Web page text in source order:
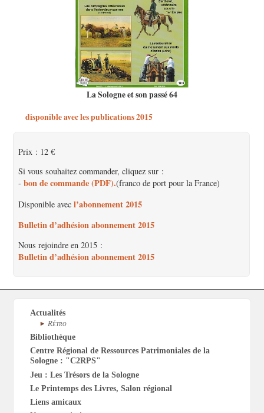
La Sologne et son passé 64
disponible avec les publications 2015
Prix : 12 €
Si vous souhaitez commander, cliquez sur :
-bon de commande (PDF).(franco de port pour la France)
Disponible avecl’abonnement 2015
Bulletin d’adhésion abonnement 2015
Nous rejoindre en 2015 :
Bulletin d’adhésion abonnement 2015
Actualités
Rétro
Bibliothèque
Centre Régional de Ressources Patrimoniales de la
Sologne : "C2RPS"
Jeu : Les Trésors de la Sologne
Le Printemps des Livres, Salon régional
Liens amicaux